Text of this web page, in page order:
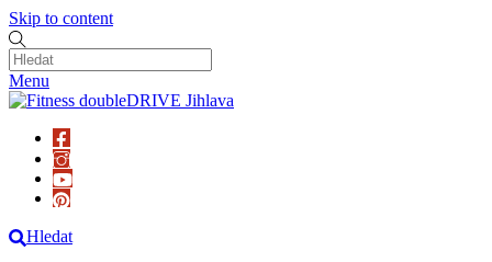
Skip to content
Menu
Hledat